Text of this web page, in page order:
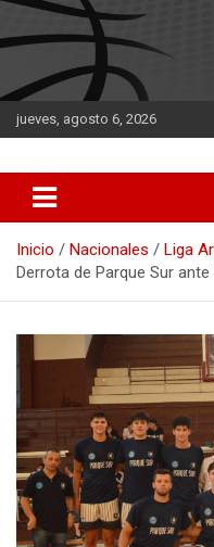
Saltar
al
contenido
jueves, agosto 6, 2026
DATA
Inicio Nacionales
Liga
Derrota de Parque Sur